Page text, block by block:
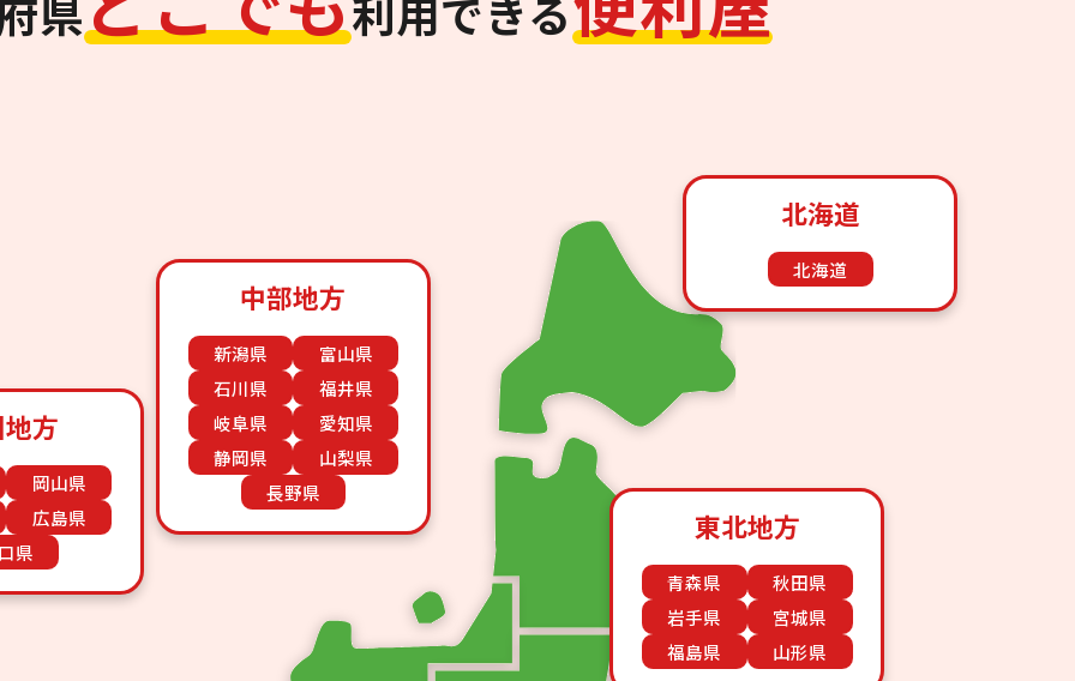
県 利用できる
北海道
北海道
東北地方
青森県
秋田県
岩手県
宮城県
福島県
山形県
中部地方
新潟県
富山県
石川県
福井県
岐阜県
愛知県
静岡県
山梨県
長野県
方
岡山県
広島県
県